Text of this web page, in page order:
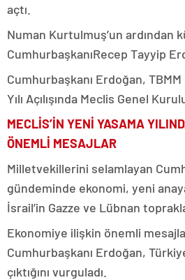
açtı.
Numan Kurtulmuş’un ardından
CumhurbaşkanıRecep Tayyip
Cumhurbaşkanı Erdoğan,
Yılı Açılışında Meclis Genel
MECLİS’İN YENİ YASAMA
ÖNEMLİ MESAJLAR
Milletvekillerini selamlayan
gündeminde ekonomi, yeni
İsrail’in Gazze ve Lübnan
Ekonomiye ilişkin önemli
Cumhurbaşkanı Erdoğan,
çıktığını vurguladı.